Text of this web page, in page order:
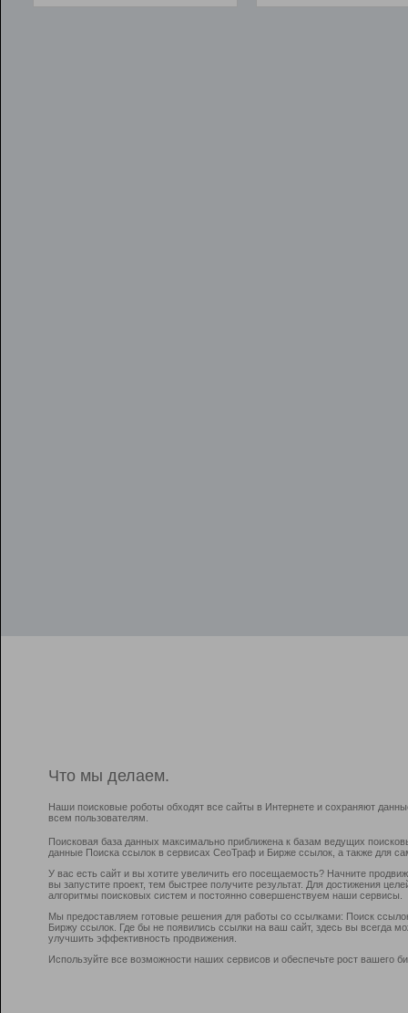
Что мы делаем.
Наши поисковые роботы обходят все сайты в Интернете и сохраняют
всем пользователям.
Поисковая база данных максимально приближена к базам ведущих
данные Поиска ссылок в сервисах СеоТраф и Бирже ссылок, а также для
У вас есть сайт и вы хотите увеличить его посещаемость? Начните
вы запустите проект, тем быстрее получите результат. Для достижения
алгоритмы поисковых систем и постоянно совершенствуем наши сервисы.
Мы предоставляем готовые решения для работы со ссылками: Поиск
Биржу ссылок. Где бы не появились ссылки на ваш сайт, здесь вы всегда
улучшить эффективность продвижения.
Используйте все возможности наших сервисов и обеспечьте рост вашего